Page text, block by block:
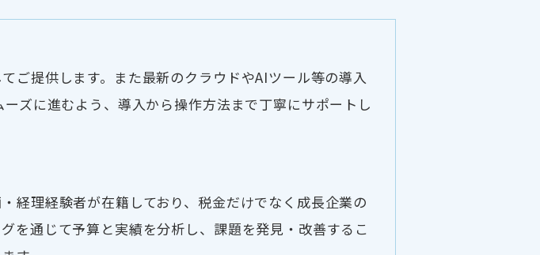
ご提供します。また最新のクラウドやAIツール等の導入
ズに進むよう、導入から操作方法まで丁寧にサポートし
経理経験者が在籍しており、税金だけでなく成長企業の
を通じて予算と実績を分析し、課題を発見・改善するこ